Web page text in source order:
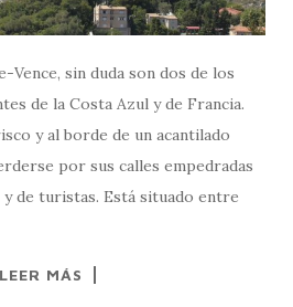
Vence, sin duda son dos de los
de la Costa Azul y de Francia.
y al borde de un acantilado
por sus calles empedradas
de turistas. Está situado entre
LEER MÁS